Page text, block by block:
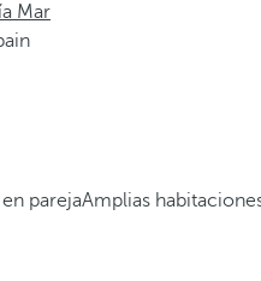
Mar
en parejaAmplias